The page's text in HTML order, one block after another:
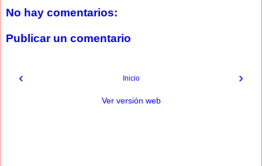
No hay comentarios:
Publicar un comentario
‹ ›
Inicio
Ver versión web